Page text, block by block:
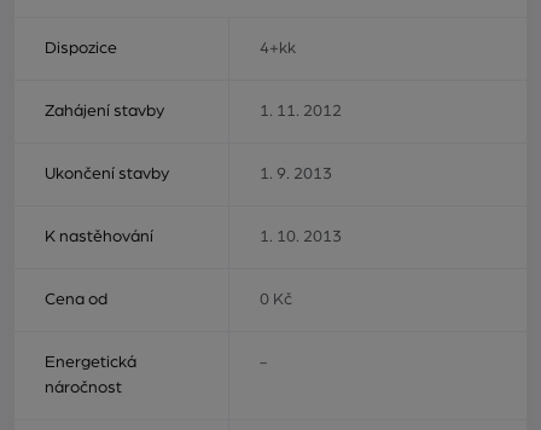
Dispozice 4+kk
Zahájení stavby 1. 11. 2012
Ukončení stavby 1. 9. 2013
K nastěhování 1. 10. 2013
Cena od 0 Kč
Energetická
náročnost
-